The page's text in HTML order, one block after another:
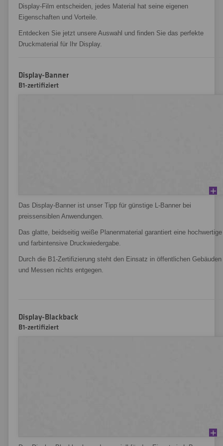
Display-Film entscheiden, jedes Material hat seine eigenen
Eigenschaften und Vorteile.
Entdecken Sie jetzt unsere Auswahl und finden Sie das perfekte
Druckmaterial für Ihr Display.
Display-Banner
B1-zertifiziert
Das Display-Banner ist unser Tipp für günstige L-Banner bei
preissensiblen Anwendungen.
Das glatte, beidseitig weiße Planenmaterial garantiert eine hochwertige
und farbintensive Druckwiedergabe.
Durch die B1-Zertifizierung steht den Einsatz in öffentlichen Gebäuden
und Messen nichts entgegen.
Display-Blackback
B1-zertifiziert